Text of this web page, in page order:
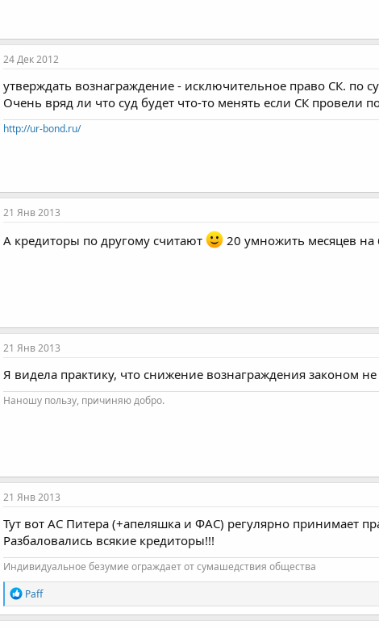
24 Дек 2012
утверждать вознаграждение - исключительное право СК. по
Очень вряд ли что суд будет что-то менять если СК провели
http://ur-bond.ru/
21 Янв 2013
А кредиторы по другому считают 20 умножить месяцев на
21 Янв 2013
Я видела практику, что снижение вознаграждения законом
Наношу пользу, причиняю добро.
21 Янв 2013
Тут вот АС Питера (+апеляшка и ФАС) регулярно принимает
Разбаловались всякие кредиторы!!!
Индивидуальное безумие ограждает от сумашедствия общества
Р
е
а
Paff